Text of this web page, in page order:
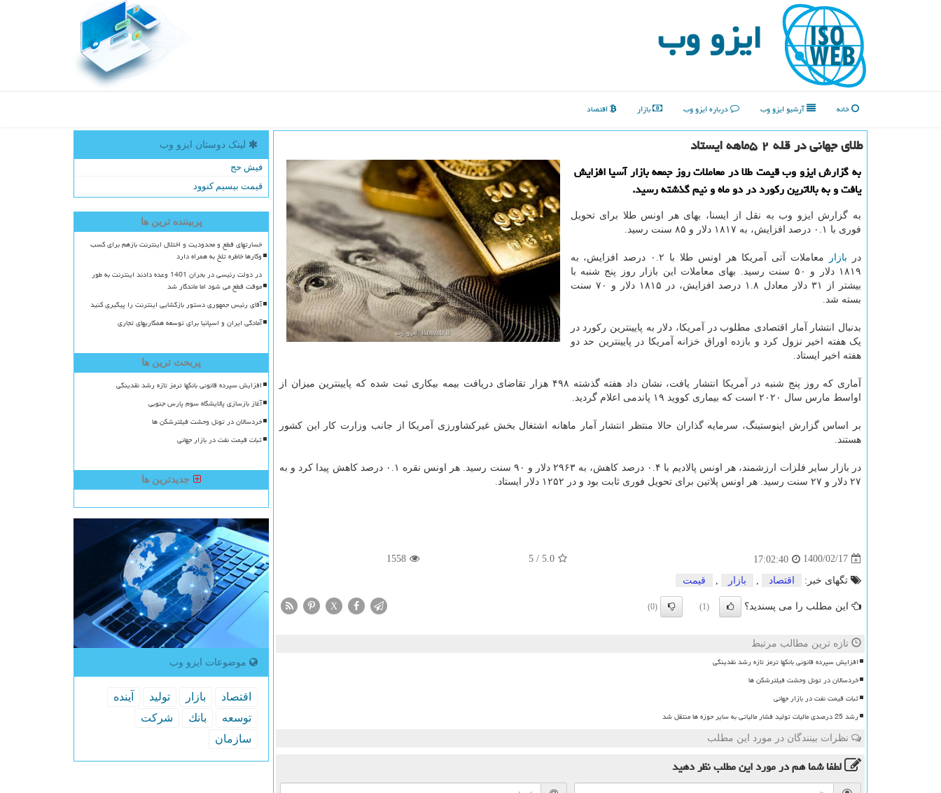
ایزو وب
خانه آرشیو ایزو وب درباره ایزو وب بازار اقتصاد
طلای جهانی در قله ۲ ۵ماهه ایستاد
به گزارش ایزو وب قیمت طلا در معاملات روز جمعه بازار آسیا افزایش
یافت و به بالاترین رکورد در دو ماه و نیم گذشته رسید.
به گزارش ایزو وب به نقل از ایسنا، بهای هر اونس طلا برای تحویل
فوری با ۰.۱ درصد افزایش، به ۱۸۱۷ دلار و ۸۵ سنت رسید.
در بازار
معاملات آتی آمریکا هر اونس طلا با ۰.۲ درصد افزایش، به
۱۸۱۹ دلار و ۵۰ سنت رسید. بهای معاملات این بازار روز پنج شنبه با
بیشتر از ۳۱ دلار معادل ۱.۸ درصد افزایش، در ۱۸۱۵ دلار و ۷۰ سنت
بسته شد.
بدنبال انتشار آمار اقتصادی مطلوب در آمریکا، دلار به پایینترین رکورد در
یک هفته اخیر نزول کرد و بازده اوراق خزانه آمریکا در پایینترین حد دو
هفته اخیر ایستاد.
آماری که روز پنج شنبه در آمریکا انتشار یافت، نشان داد هفته گذشته ۴۹۸ هزار تقاضای دریافت بیمه بیکاری ثبت شده که پایینترین میزان از
اواسط مارس سال ۲۰۲۰ است که بیماری کووید ۱۹ پاندمی اعلام گردید.
بر اساس گزارش اینوستینگ، سرمایه گذاران حالا منتظر انتشار آمار ماهانه اشتغال بخش غیرکشاورزی آمریکا از جانب وزارت کار این کشور
هستند.
در بازار سایر فلزات ارزشمند، هر اونس پالادیم با ۰.۴ درصد کاهش، به ۲۹۶۳ دلار و ۹۰ سنت رسید. هر اونس نقره ۰.۱ درصد کاهش پیدا کرد و به
۲۷ دلار و ۲۷ سنت رسید. هر اونس پلاتین برای تحویل فوری ثابت بود و در ۱۲۵۲ دلار ایستاد.
1400/02/17
17:02:40
5.0
/
5
1558
تگهای خبر: اقتصاد بازار قیمت
این مطلب را می پسندید؟ (1)
(0)
X
تازه ترین مطالب مرتبط
افزایش سپرده قانونی بانکها ترمز تازه رشد نقدینگی
خردسالان در تونل وحشت فیلترشکن ها
ثبات قیمت نفت در بازار جهانی
رشد 25 درصدی مالیات تولید فشار مالیاتی به سایر حوزه ها منتقل شد
نظرات بینندگان در مورد این مطلب
لطفا شما همدر مورد این مطلبنظر دهید
لینک دوستان ایزو وب
فیش حج
قیمت بیسیم کنوود
پربیننده ترین ها
خسارتهای قطع و محدودیت و اختلال اینترنت بازهم برای کسب
وکارها خاطره تلخ به همراه دارد
در دولت رئیسی در بحران 1401 وعده دادند اینترنت به طور
موقت قطع می شود اما ماندگار شد
آقای رئیس جمهوری دستور بازگشایی اینترنت را پیگیری کنید
آمادگی ایران و اسپانیا برای توسعه همکاریهای تجاری
پربحث ترین ها
افزایش سپرده قانونی بانکها ترمز تازه رشد نقدینگی
آغاز بازسازی پالایشگاه سوم پارس جنوبی
خردسالان در تونل وحشت فیلترشکن ها
ثبات قیمت نفت در بازار جهانی
جدیدترین ها
موضوعات ایزو وب
اقتصاد بازار تولید
آینده
توسعه
بانك
شركت
سازمان